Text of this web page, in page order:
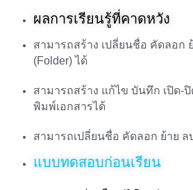
ผลการเรียนรู้ที่คาดหวัง
สามารถสร้าง เปลี่ยนชื่อ คัดลอก
(Folder) ได้
สามารถสร้าง แก้ไข บันทึก เปิด-
พิมพ์เอกสารได้
สามารถเปลี่ยนชื่อ คัดลอก ย้าย
แบบทดสอบก่อนเรียน